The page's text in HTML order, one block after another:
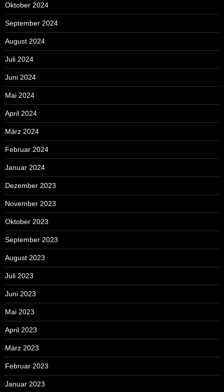
Oktober 2024
September 2024
August 2024
Juli 2024
Juni 2024
Mai 2024
April 2024
März 2024
Februar 2024
Januar 2024
Dezember 2023
November 2023
Oktober 2023
September 2023
August 2023
Juli 2023
Juni 2023
Mai 2023
April 2023
März 2023
Februar 2023
Januar 2023